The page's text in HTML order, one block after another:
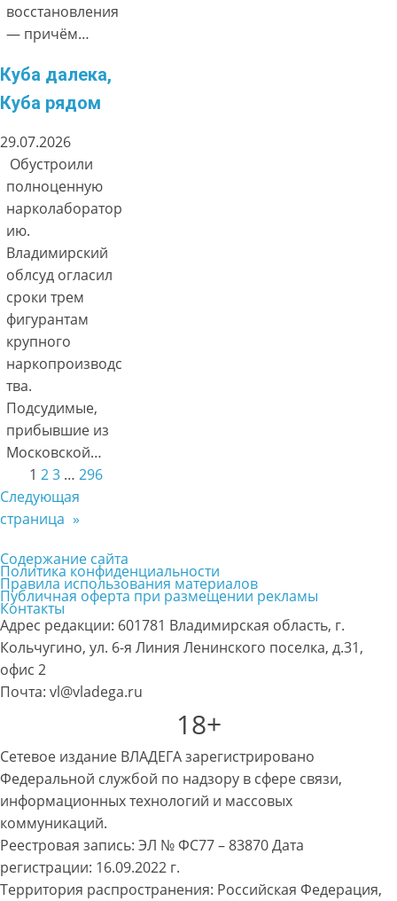
восстановления
— причём…
Куба далека,
Куба рядом
29.07.2026
Обустроили
полноценную
нарколаборатор
ию.
Владимирский
облсуд огласил
сроки трем
фигурантам
крупного
наркопроизводс
тва.
Подсудимые,
прибывшие из
Московской…
1 23 … 296
Следующая
страница »
Содержание сайта
Политика конфиденциальности
Правила использования материалов
Публичная оферта при размещении рекламы
Контакты
Адрес редакции: 601781 Владимирская область, г.
Кольчугино, ул. 6-я Линия Ленинского поселка, д.31,
офис 2
Почта: vl@vladega.ru
18+
Сетевое издание ВЛАДЕГА зарегистрировано
Федеральной службой по надзору в сфере связи,
информационных технологий и массовых
коммуникаций.
Реестровая запись: ЭЛ № ФС77 – 83870 Дата
регистрации: 16.09.2022 г.
Территория распространения: Российская Федерация,